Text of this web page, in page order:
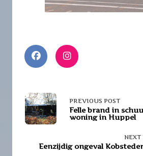
<span
class="nav-
subtitle
PREVIOUS POST
Felle brand in
woning in Huppel
NEXT
Eenzijdig ongeval